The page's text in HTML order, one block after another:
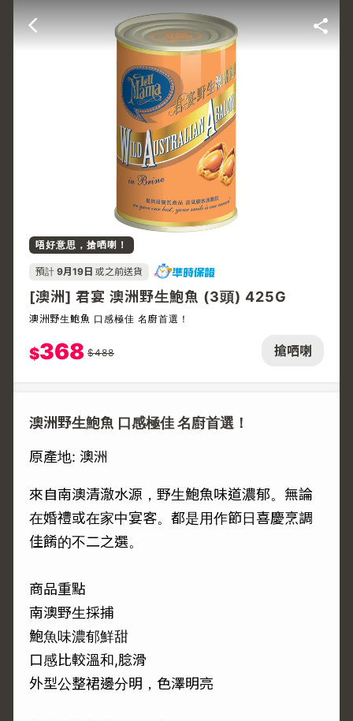
搶哂喇
唔好意思，搶哂喇！
預計 9月19日 或之前送貨
[澳洲] 君宴 澳洲野生鮑魚 (3頭) 425G
澳洲野生鮑魚 口感極佳 名廚首選！
$368 $488
澳洲野生鮑魚 口感極佳 名廚首選！
原產地: 澳洲
來自南澳清澈水源，野生鮑魚味道濃郁。無論
在婚禮或在家中宴客。都是用作節日喜慶烹調
佳餚的不二之選。
商品重點
南澳野生採捕
鮑魚味濃郁鮮甜
口感比較溫和,腍滑
外型公整裙邊分明，色澤明亮